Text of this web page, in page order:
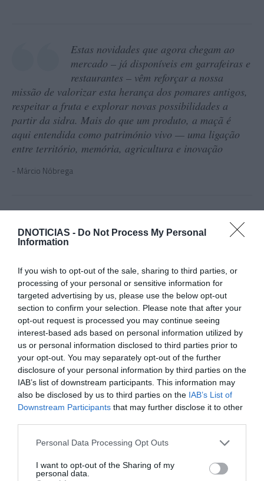
DNOTICIAS - Do Not Process My Personal
Information
If you wish to opt-out of the sale, sharing to third parties, or
processing of your personal or sensitive information for
targeted advertising by us, please use the below opt-out
section to confirm your selection. Please note that after your
opt-out request is processed you may continue seeing
interest-based ads based on personal information utilized by
us or personal information disclosed to third parties prior to
your opt-out. You may separately opt-out of the further
disclosure of your personal information by third parties on the
IAB’s list of downstream participants. This information may
also be disclosed by us to third parties on the IAB’s List of
Downstream Participants that may further disclose it to other
Please note that this website/app uses one or more Google
not limited to your visit or usage behaviour. You may click to
grant or deny consent to Google and its third-party tags to
Personal Data Processing Opt Outs
I want to opt-out of the Sharing of my
personal data.
Estas novidades que agora chegam ao
mercado – já disponíveis em garrafeiras e
restaurantes – vêm reforçar a nossa
missão de valorizar esta herança dos pomares antigos,
respeitar a fruta e explorar novas possibilidades a
partir da sidra. Mais do que um produto, a maçã é
aqui entendida como património vivo — uma ligação
entre território, memória, agricultura e inovação
Márcio Nóbrega
A Quinta da Moscadinha alia a produção
artesanal de sidra a uma unidade de sidroturismo
madeirense, 'Adega do Pomar', com cozinha
regional liderada pelo chef Fábio Vieira.
QUINTA DA MOSCADINHA AGUARDENTE MADEIRA
0 Comentários
Últimas
CRISTIANO RONALDO